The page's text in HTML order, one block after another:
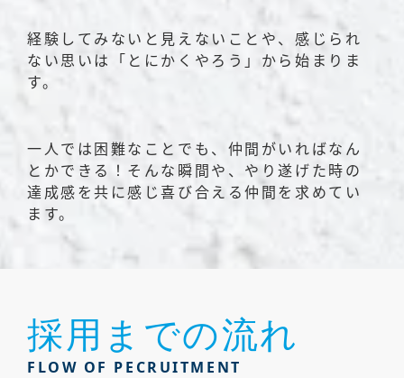
経験してみないと見えないことや、感じられ
ない思いは「とにかくやろう」から始まりま
す。
一人では困難なことでも、仲間がいればなん
とかできる！そんな瞬間や、やり遂げた時の
達成感を共に感じ喜び合える仲間を求めてい
ます。
採用までの流れ
FLOW OF PECRUITMENT